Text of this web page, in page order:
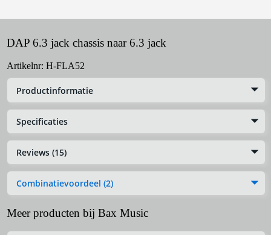
DAP 6.3 jack chassis naar 6.3 jack
Artikelnr: H-FLA52
Productinformatie
Specificaties
Reviews (15)
Combinatievoordeel (2)
Meer producten bij Bax Music